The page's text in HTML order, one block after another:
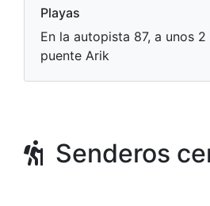
Playas
En la autopista 87, a unos
puente Arik
Senderos